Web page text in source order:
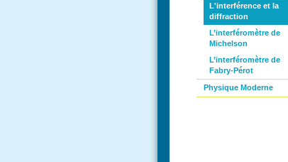
L'interférence et la
diffraction
L’interféromètre de
Michelson
L’interféromètre de
Fabry-Pérot
Physique Moderne